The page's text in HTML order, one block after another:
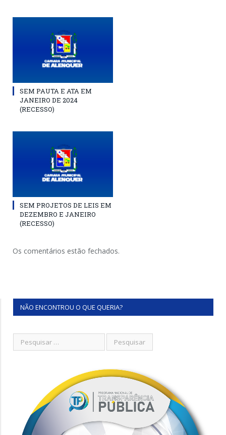
SEM PAUTA E ATA EM
JANEIRO DE 2024
(RECESSO)
SEM PROJETOS DE LEIS EM
DEZEMBRO E JANEIRO
(RECESSO)
Os comentários estão fechados.
NÃO ENCONTROU O QUE QUERIA?